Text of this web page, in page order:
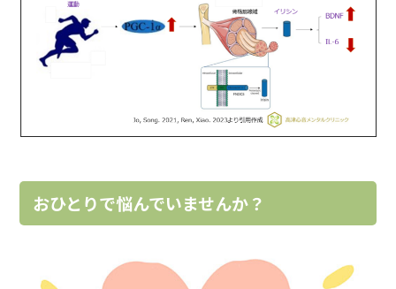
おひとりで悩んでいませんか？